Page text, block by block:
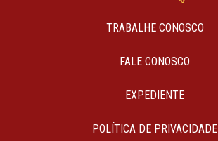
TRABALHE CONOSCO
FALE CONOSCO
EXPEDIENTE
POLÍTICA DE PRIVACIDADE